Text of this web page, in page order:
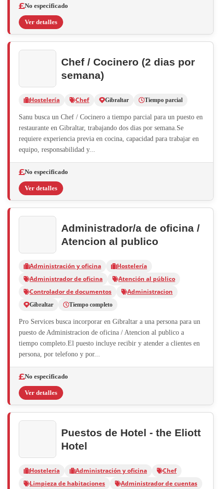
No especificado
Ver detalles
Chef / Cocinero (2 dias por
semana)
Hostelería Chef Gibraltar Tiempo parcial
Sanu busca un Chef / Cocinero a tiempo parcial para un puesto en
restaurante en Gibraltar, trabajando dos dias por semana.Se
requiere experiencia previa en cocina, capacidad para trabajar en
equipo, responsabilidad y...
No especificado
Ver detalles
Administrador/a de oficina /
Atencion al publico
Administración y oficina
Hostelería
Administrador de oficina
Atención al público
Controlador de documentos
Administracion
Gibraltar Tiempo completo
Pro Services busca incorporar en Gibraltar a una persona para un
puesto de Administracion de oficina / Atencion al publico a
tiempo completo.El puesto incluye recibir y atender a clientes en
persona, por telefono y por...
No especificado
Ver detalles
Puestos de Hotel - the Eliott
Hotel
Hostelería Administración y oficina
Chef
Limpieza de habitaciones
Administrador de cuentas